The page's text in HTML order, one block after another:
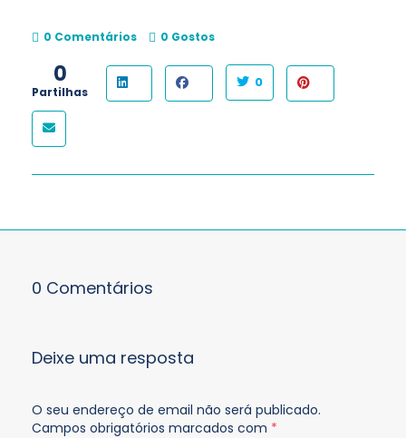
0 Comentários 0 Gostos
0
Partilhas
0
0 Comentários
Deixe uma resposta
O seu endereço de email não será publicado.
Campos obrigatórios marcados com *